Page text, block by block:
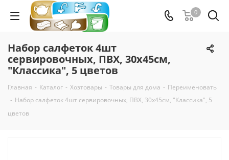
0
Набор салфеток 4шт
сервировочных, ПВХ, 30x45см,
"Классика", 5 цветов
Главная - Каталог - Хозтовары - Товары для дома - Переименовать
- Набор салфеток 4шт сервировочных, ПВХ, 30x45см, "Классика", 5
цветов